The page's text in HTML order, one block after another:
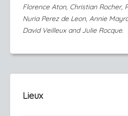
Florence Aton, Christian Rocher,
Nuria Perez de Leon, Annie
David Veilleux and Julie Rocque.
Lieux